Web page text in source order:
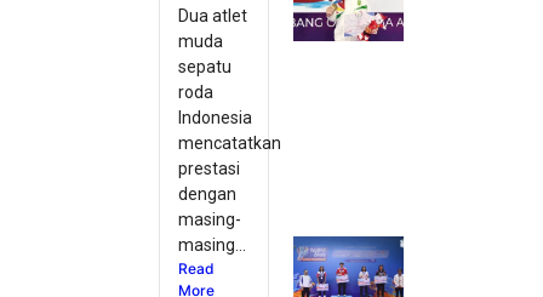
Dua atlet
muda
sepatu
roda
Indonesia
mencatatkan
prestasi
dengan
masing-
masing...
Read
More